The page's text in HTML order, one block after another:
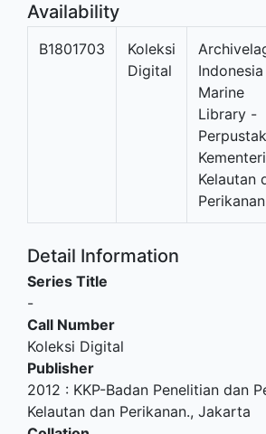
Availability
B1801703
Koleksi
Digital
Indonesia
Marine
Library -
Kelautan
Perikanan
Detail Information
Series Title
-
Call Number
Koleksi Digital
Publisher
2012 : KKP-Badan Penelitian dan
Kelautan dan Perikanan., Jakarta